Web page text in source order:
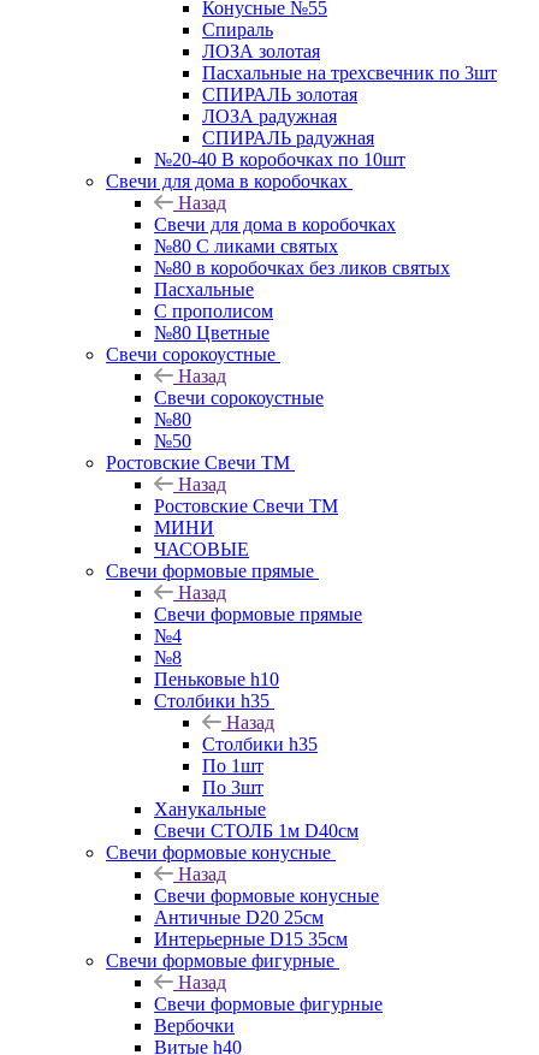
Конусные №55
Спираль
ЛОЗА золотая
Пасхальные на трехсвечник по 3шт
СПИРАЛЬ золотая
ЛОЗА радужная
СПИРАЛЬ радужная
№20-40 В коробочках по 10шт
Свечи для дома в коробочках
Назад
Свечи для дома в коробочках
№80 С ликами святых
№80 в коробочках без ликов святых
Пасхальные
С прополисом
№80 Цветные
Свечи сорокоустные
Назад
Свечи сорокоустные
№80
№50
Ростовские Свечи ТМ
Назад
Ростовские Свечи ТМ
МИНИ
ЧАСОВЫЕ
Свечи формовые прямые
Назад
Свечи формовые прямые
№4
№8
Пеньковые h10
Столбики h35
Назад
Столбики h35
По 1шт
По 3шт
Ханукальные
Свечи СТОЛБ 1м D40см
Свечи формовые конусные
Назад
Свечи формовые конусные
Античные D20 25см
Интерьерные D15 35см
Свечи формовые фигурные
Назад
Свечи формовые фигурные
Вербочки
Витые h40